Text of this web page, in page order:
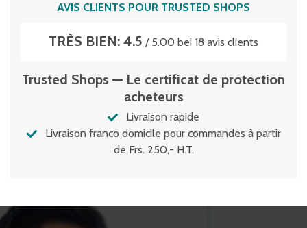
AVIS CLIENTS POUR TRUSTED SHOPS
TRÈS BIEN: 4.5 / 5.00 bei 18 avis clients
Trusted Shops — Le certificat de protection
acheteurs
Livraison rapide
Livraison franco domicile pour commandes à partir
de Frs. 250,- H.T.